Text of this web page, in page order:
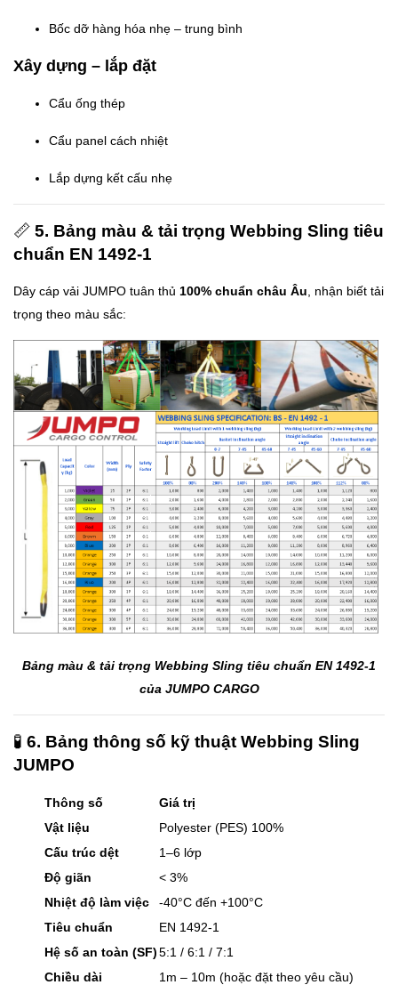
Bốc dỡ hàng hóa nhẹ – trung bình
Xây dựng – lắp đặt
Cẩu ống thép
Cẩu panel cách nhiệt
Lắp dựng kết cấu nhẹ
📏 5. Bảng màu & tải trọng Webbing Sling tiêu
chuẩn EN 1492-1
Dây cáp vải JUMPO tuân thủ 100% chuẩn châu Âu, nhận biết tải
trọng theo màu sắc:
Bảng màu & tải trọng Webbing Sling tiêu chuẩn EN 1492-1
của JUMPO CARGO
🧪 6. Bảng thông số kỹ thuật Webbing Sling
JUMPO
Thông số
Giá trị
Vật liệu
Polyester (PES) 100%
Cấu trúc dệt
1–6 lớp
Độ giãn
< 3%
Nhiệt độ làm việc
-40°C đến +100°C
Tiêu chuẩn
EN 1492-1
Hệ số an toàn (SF)5:1 / 6:1 / 7:1
Chiều dài
1m – 10m (hoặc đặt theo yêu cầu)